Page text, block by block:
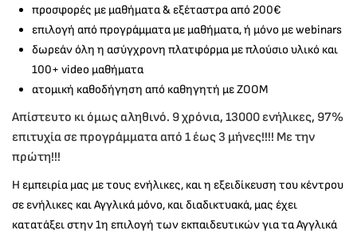
προσφορές με μαθήματα & εξέταστρα από 200€
επιλογή από προγράμματα με μαθήματα, ή μόνο με webinars
δωρεάν όλη η ασύγχρονη πλατφόρμα με πλούσιο υλικό και
100+ video μαθήματα
ατομική καθοδήγηση από καθηγητή με ΖΟΟΜ
Απίστευτο κι όμως αληθινό. 9 χρόνια, 13000 ενήλικες, 97%
επιτυχία σε προγράμματα από 1 έως 3 μήνες!!!! Με την
πρώτη!!!
Η εμπειρία μας με τους ενήλικες, και η εξειδίκευση του κέντρου
σε ενήλικες και Αγγλικά μόνο, και διαδικτυακά, μας έχει
κατατάξει στην 1η επιλογή των εκπαιδευτικών για τα Αγγλικά